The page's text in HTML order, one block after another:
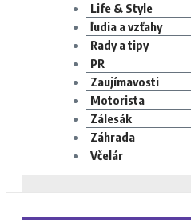
Life & Style
ľudia a vzťahy
Rady a tipy
PR
Zaujímavosti
Motorista
Zálesák
Záhrada
Včelár